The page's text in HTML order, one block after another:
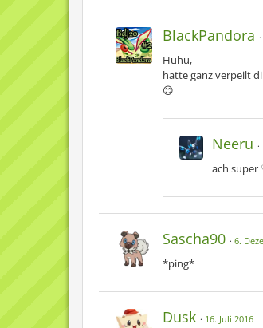
Jango
Naru
BlackPandora
Huhu,
hatte ganz verpeilt
😊
Neeru
ach super
Sascha90 6.
*ping*
Dusk 16. Juli 2016